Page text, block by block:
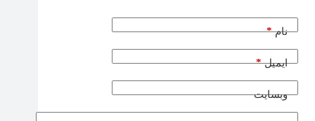
نام*
ایمیل*
وبسایت